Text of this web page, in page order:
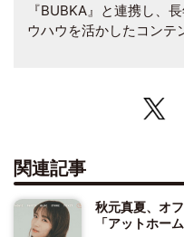
『BUBKA』と連携し、
ウハウを活かしたコンテ
関連記事
秋元真夏、オ
「アットホー